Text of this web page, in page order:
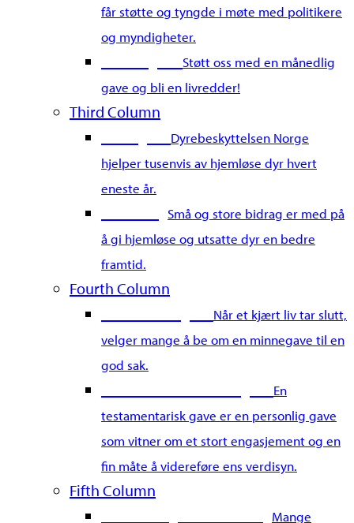
får støtte og tyngde i møte med politikere
og myndigheter.
Støtt oss med en månedlig
gave og bli en livredder!
Third Column
Dyrebeskyttelsen Norge
hjelper tusenvis av hjemløse dyr hvert
eneste år.
Små og store bidrag er med på
å gi hjemløse og utsatte dyr en bedre
framtid.
Fourth Column
Når et kjært liv tar slutt,
velger mange å be om en minnegave til en
god sak.
En
testamentarisk gave er en personlig gave
som vitner om et stort engasjement og en
fin måte å videreføre ens verdisyn.
Fifth Column
Mange